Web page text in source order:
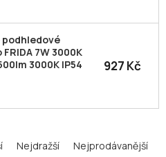
podhledové
7W 3000K
3000K IP54
927 Kč
Nejdražší Nejprodávanější